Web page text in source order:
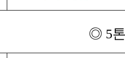
◎ 5